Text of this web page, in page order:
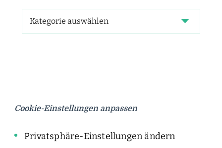
Cookie-Einstellungen anpassen
Privatsphäre-Einstellungen ändern